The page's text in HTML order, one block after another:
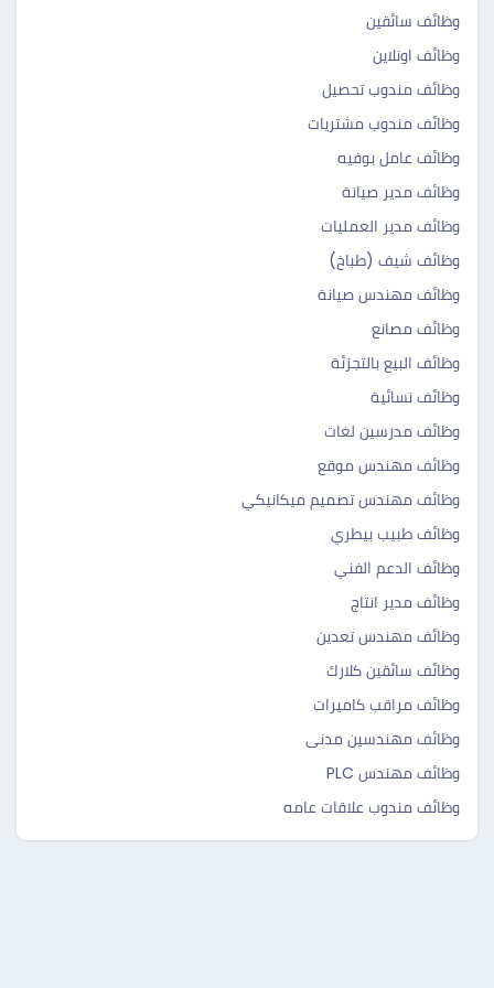
وظائف سائقين
وظائف اونلاين
وظائف مندوب تحصيل
وظائف مندوب مشتريات
وظائف عامل بوفيه
وظائف مدير صيانة
وظائف مدير العمليات
وظائف شيف (طباخ)
وظائف مهندس صيانة
وظائف مصانع
وظائف البيع بالتجزئة
وظائف نسائية
وظائف مدرسين لغات
وظائف مهندس موقع
وظائف مهندس تصميم ميكانيكي
وظائف طبيب بيطري
وظائف الدعم الفني
وظائف مدير انتاج
وظائف مهندس تعدين
وظائف سائقين كلارك
وظائف مراقب كاميرات
وظائف مهندسين مدنى
وظائف مهندس PLC
وظائف مندوب علاقات عامه